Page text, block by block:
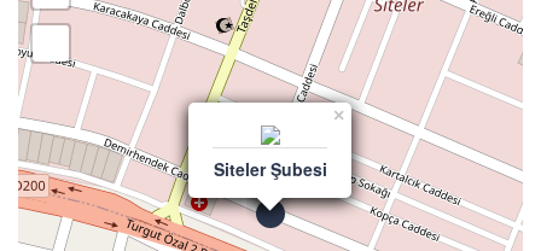
×
Siteler Şubesi